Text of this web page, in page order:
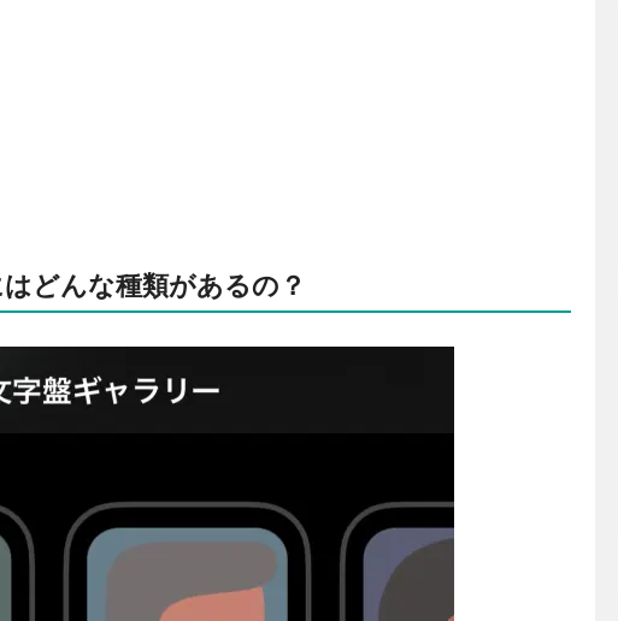
どんな種類があるの？